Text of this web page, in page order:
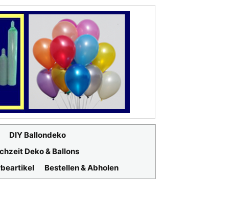
DIY Ballondeko
Deko & Ballons
Bestellen & Abholen